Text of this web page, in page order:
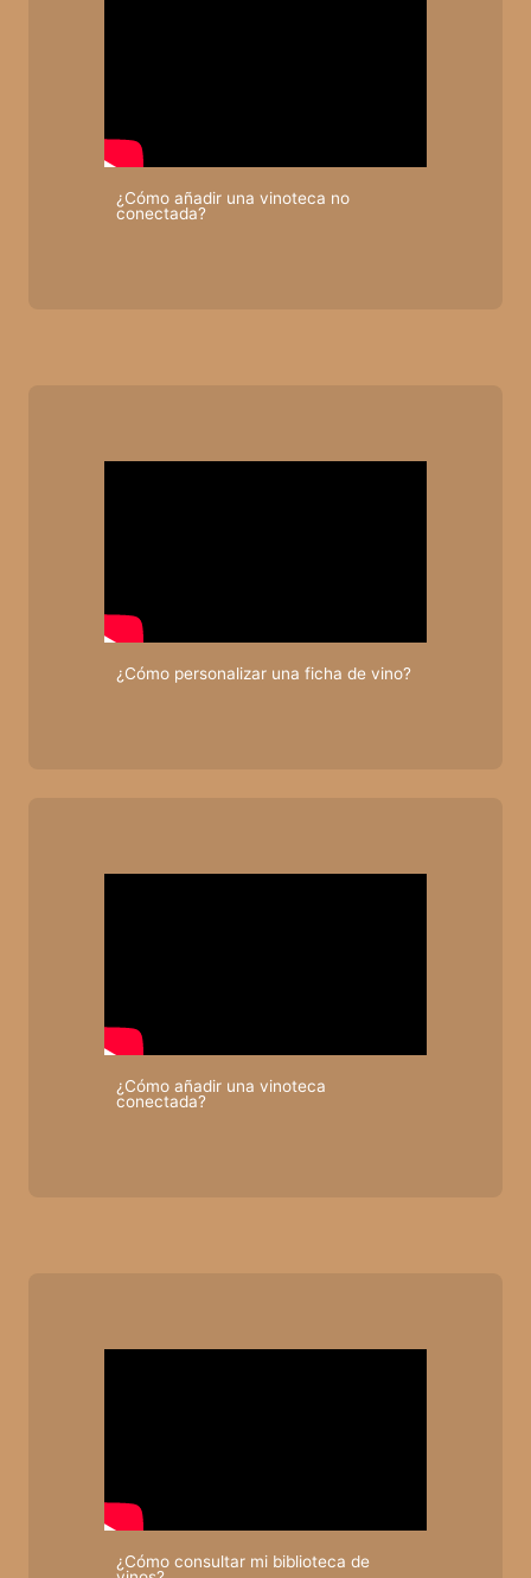
¿Cómo añadir una vinoteca no
conectada?
¿Cómo personalizar una ficha de vino?
¿Cómo añadir una vinoteca
conectada?
¿Cómo consultar mi biblioteca de